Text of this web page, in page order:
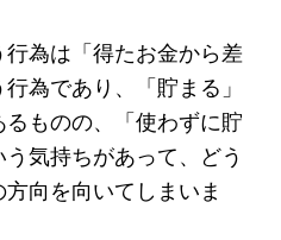
行為は「得たお金から差
為であり、「貯まる」
ものの、「使わずに貯
気持ちがあって、どう
向を向いてしまいま